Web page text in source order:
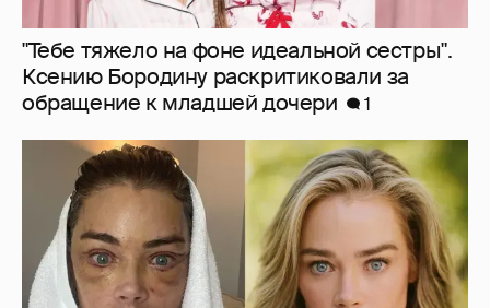
"Тебе тяжело на фоне идеальной сестры".
Ксению Бородину раскритиковали за
обращение к младшей дочери
1